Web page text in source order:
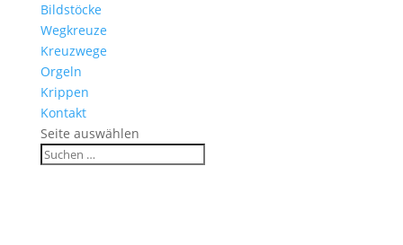
Bild­stöcke
Wegkreuze
Kreuz­wege
Orgeln
Krippen
Kontakt
Seite auswählen